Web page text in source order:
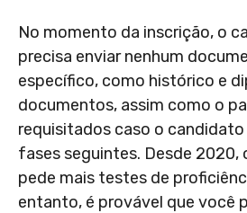
No momento da inscrição, o
precisa enviar nenhum
específico, como histórico e
documentos, assim como o
requisitados caso o candidato
fases seguintes. Desde 2020,
pede mais testes de
entanto, é provável que você